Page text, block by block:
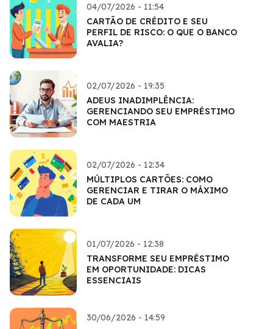
04/07/2026 - 11:54
CARTÃO DE CRÉDITO E SEU
PERFIL DE RISCO: O QUE O BANCO
AVALIA?
02/07/2026 - 19:35
ADEUS INADIMPLÊNCIA:
GERENCIANDO SEU EMPRÉSTIMO
COM MAESTRIA
02/07/2026 - 12:34
MÚLTIPLOS CARTÕES: COMO
GERENCIAR E TIRAR O MÁXIMO
DE CADA UM
01/07/2026 - 12:38
TRANSFORME SEU EMPRÉSTIMO
EM OPORTUNIDADE: DICAS
ESSENCIAIS
30/06/2026 - 14:59